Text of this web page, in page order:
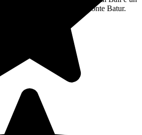
dove si trova il vulcano Monte Batur.